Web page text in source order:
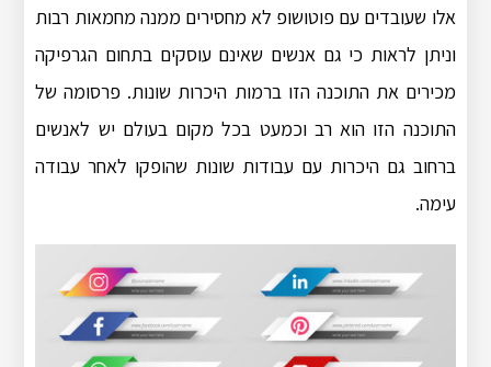
אלו שעובדים עם פוטושופ לא מחסירים ממנה מחמאות רבות
וניתן לראות כי גם אנשים שאינם עוסקים בתחום הגרפיקה
מכירים את התוכנה הזו ברמות היכרות שונות. פרסומה של
התוכנה הזו הוא רב וכמעט בכל מקום בעולם יש לאנשים
ברחוב גם היכרות עם עבודות שונות שהופקו לאחר עבודה
עימה.